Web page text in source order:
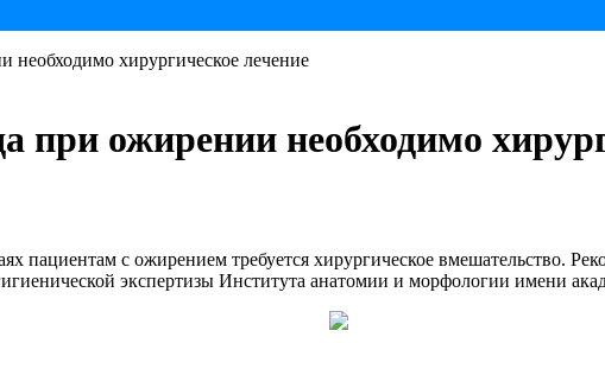
необходимо хирургическое лечение
при ожирении необходимо
пациентам с ожирением требуется хирургическое вмешательство.
экспертизы Института анатомии и морфологии имени